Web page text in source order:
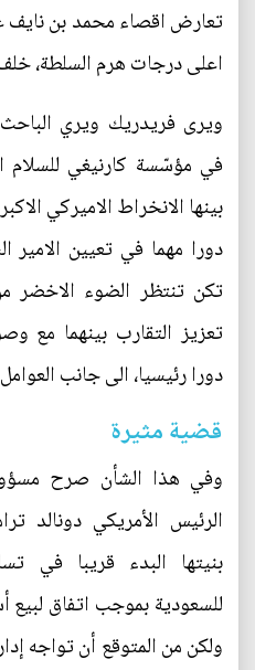
تعارض اقصاء محمد بن نايف
اعلى درجات هرم السلطة،
ويرى فريدريك ويري
في مؤسّسة كارنيغي للسلام
بينها الانخراط الاميركي
دورا مهما في تعيين الامير
تكن تنتظر الضوء الاخضر
تعزيز التقارب بينهما مع
دورا رئيسيا، الى جانب
قضية مثيرة
وفي هذا الشأن صرح
الرئيس الأمريكي دونالد
بنيتها البدء قريبا في
ولكن من المتوقع أن تواجه